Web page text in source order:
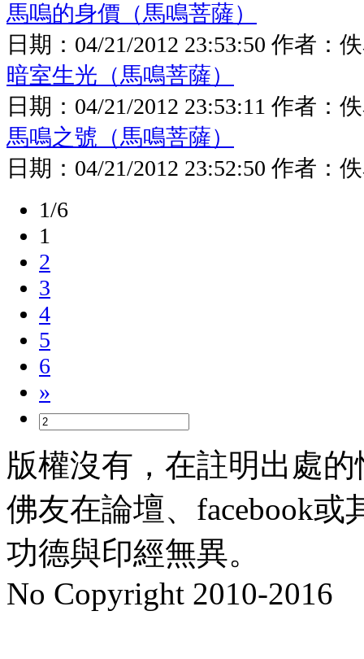
馬嗚的身價（馬鳴菩薩）
日期： 04/21/2012 23:53:50 作者：
暗室生光（馬鳴菩薩）
日期： 04/21/2012 23:53:11 作者：
馬鳴之號（馬鳴菩薩）
日期： 04/21/2012 23:52:50 作者：
1/6
1
2
3
4
5
6
»
版權沒有，在註明出處
佛友在論壇、facebook
功德與印經無異。
No Copyright 2010-2016